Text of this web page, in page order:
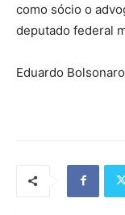
como sócio o
deputado federal
Eduardo